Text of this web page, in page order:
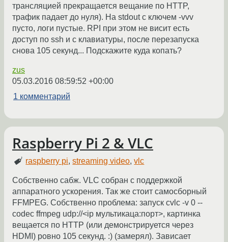
трансляцией прекращается вещание по HTTP,
трафик падает до нуля). На stdout с ключем -vvv
пусто, логи пустые. RPI при этом не висит есть
доступ по ssh и с клавиатуры, после перезапуска
снова 105 секунд... Подскажите куда копать?
zus
05.03.2016 08:59:52 +00:00
1 комментарий
Raspberry Pi 2 & VLC
raspberry pi,streaming video,vlc
Собственно сабж. VLC собран с поддержкой
аппаратного ускорения. Так же стоит самосборный
FFMPEG. Собственно проблема: запуск cvlc -v 0 --
codec ffmpeg udp://<ip мультикаца:порт>, картинка
вещается по HTTP (или демонстрируется через
HDMI) ровно 105 секунд. :) (замерял). Зависает